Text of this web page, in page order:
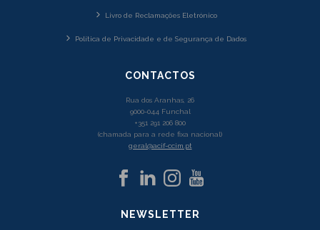
Livro de Reclamações Eletrónico
Política de Privacidade e de Segurança de Dados
CONTACTOS
Rua dos Aranhas, 26
9000-044 Funchal
+351 291 206 800
(chamada para a rede fixa nacional)
geral@acif-ccim.pt
NEWSLETTER